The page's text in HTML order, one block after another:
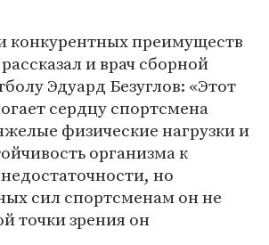
конкурентных преимуществ
и врач сборной
Эдуард Безуглов: «Этот
сердцу спортсмена
физические нагрузки и
организма к
но
сил спортсменам он не
точки зрения он